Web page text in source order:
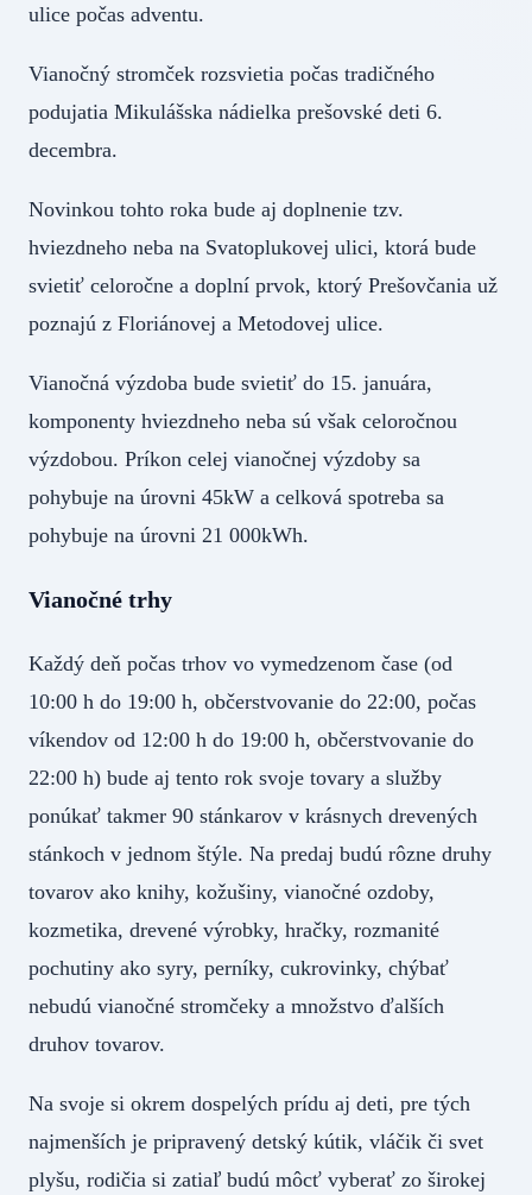
ulice počas adventu.
Vianočný stromček rozsvietia počas tradičného
podujatia Mikulášska nádielka prešovské deti 6.
decembra.
Novinkou tohto roka bude aj doplnenie tzv.
hviezdneho neba na Svatoplukovej ulici, ktorá bude
svietiť celoročne a doplní prvok, ktorý Prešovčania už
poznajú z Floriánovej a Metodovej ulice.
Vianočná výzdoba bude svietiť do 15. januára,
komponenty hviezdneho neba sú však celoročnou
výzdobou. Príkon celej vianočnej výzdoby sa
pohybuje na úrovni 45kW a celková spotreba sa
pohybuje na úrovni 21 000kWh.
Vianočné trhy
Každý deň počas trhov vo vymedzenom čase (od
10:00 h do 19:00 h, občerstvovanie do 22:00, počas
víkendov od 12:00 h do 19:00 h, občerstvovanie do
22:00 h) bude aj tento rok svoje tovary a služby
ponúkať takmer 90 stánkarov v krásnych drevených
stánkoch v jednom štýle. Na predaj budú rôzne druhy
tovarov ako knihy, kožušiny, vianočné ozdoby,
kozmetika, drevené výrobky, hračky, rozmanité
pochutiny ako syry, perníky, cukrovinky, chýbať
nebudú vianočné stromčeky a množstvo ďalších
druhov tovarov.
Na svoje si okrem dospelých prídu aj deti, pre tých
najmenších je pripravený detský kútik, vláčik či svet
plyšu, rodičia si zatiaľ budú môcť vyberať zo širokej